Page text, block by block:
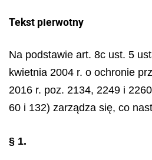
Tekst pierwotny
Na podstawie art. 8c ust. 5
kwietnia 2004 r. o ochronie
2016 r. poz. 2134, 2249 i
60 i 132) zarządza się, co
§ 1.